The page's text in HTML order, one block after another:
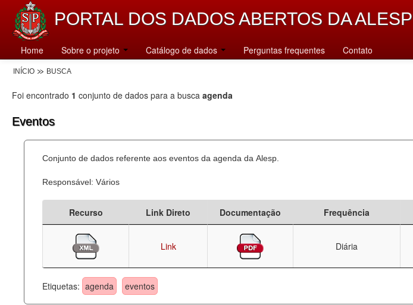
PORTAL DOS DADOS ABERTOS DA ALESP
Home Sobre o projeto Catálogo de dados Perguntas frequentes Contato
INÍCIO BUSCA
Foi encontrado 1 conjunto de dados para a busca agenda
Eventos
Conjunto de dados referente aos eventos da agenda da Alesp.
Responsável: Vários
Recurso Link Direto Documentação Frequência
Link Diária
Etiquetas: agenda eventos